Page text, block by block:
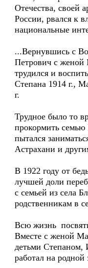
Отечества, своей
России, рвался к
национальные
...Вернувшись с
Петрович с женой
трудился и
Степана 1914 г.,
г.
Трудное было то
прокормить
пытался
Астрахани и
В 1922 году от
лучшей доли
с семьей из села
родственникам в
Всю жизнь
Вместе с женой
детьми
работал на